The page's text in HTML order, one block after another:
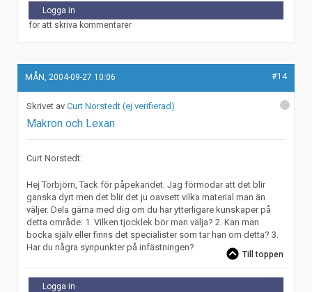
Logga in
för att skriva kommentarer
MÅN, 2004-09-27 10:06 #14
Curt Norstedt (ej verifierad)
Makron och Lexan
Curt Norstedt:
Hej Torbjörn, Tack för påpekandet. Jag förmodar att det blir
ganska dyrt men det blir det ju oavsett vilka material man än
väljer. Dela gärna med dig om du har ytterligare kunskaper på
detta område: 1. Vilken tjocklek bör man välja? 2. Kan man
bocka själv eller finns det specialister som tar han om detta? 3.
Har du några synpunkter på infästningen?
Till toppen
Logga in